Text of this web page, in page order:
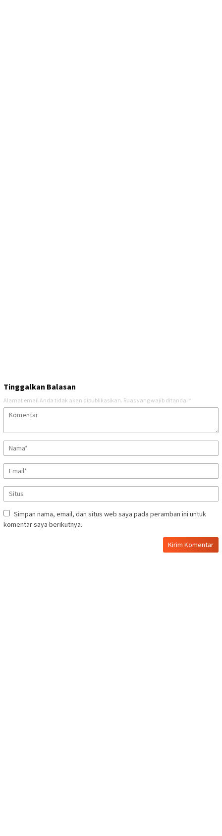
Tinggalkan Balasan
Alamat email Anda tidak akan dipublikasikan. Ruas yang wajib ditandai *
Simpan nama, email, dan situs web saya pada peramban ini untuk
komentar saya berikutnya.